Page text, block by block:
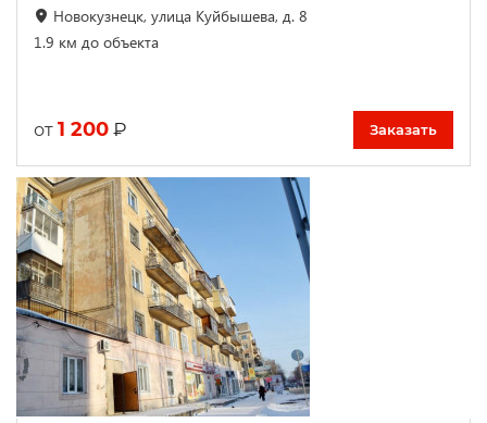
Новокузнецк, улица Куйбышева, д. 8
1.9 км до объекта
от 1 200 ₽ Заказать